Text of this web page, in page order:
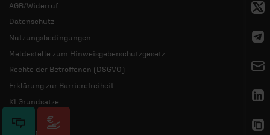
AGB/Widerruf
Datenschutz
Nutzungsbedingungen
Meldestelle zum Hinweisgeberschutzgesetz
Rechte der Betroffenen (DSGVO)
Erklärung zur Barrierefreiheit
KI Grundsätze